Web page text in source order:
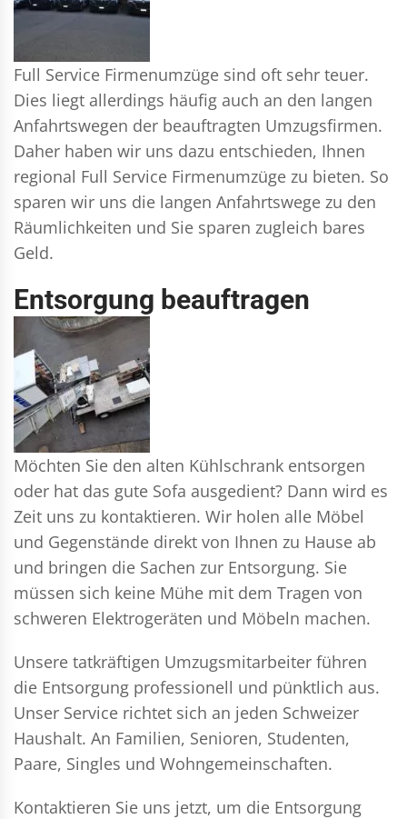
Full Service Firmenumzüge sind oft sehr teuer.
Dies liegt allerdings häufig auch an den langen
Anfahrtswegen der beauftragten Umzugsfirmen.
Daher haben wir uns dazu entschieden, Ihnen
regional Full Service Firmenumzüge zu bieten. So
sparen wir uns die langen Anfahrtswege zu den
Räumlichkeiten und Sie sparen zugleich bares
Geld.
Entsorgung beauftragen
Möchten Sie den alten Kühlschrank entsorgen
oder hat das gute Sofa ausgedient? Dann wird es
Zeit uns zu kontaktieren. Wir holen alle Möbel
und Gegenstände direkt von Ihnen zu Hause ab
und bringen die Sachen zur Entsorgung. Sie
müssen sich keine Mühe mit dem Tragen von
schweren Elektrogeräten und Möbeln machen.
Unsere tatkräftigen Umzugsmitarbeiter führen
die Entsorgung professionell und pünktlich aus.
Unser Service richtet sich an jeden Schweizer
Haushalt. An Familien, Senioren, Studenten,
Paare, Singles und Wohngemeinschaften.
Kontaktieren Sie uns jetzt, um die Entsorgung